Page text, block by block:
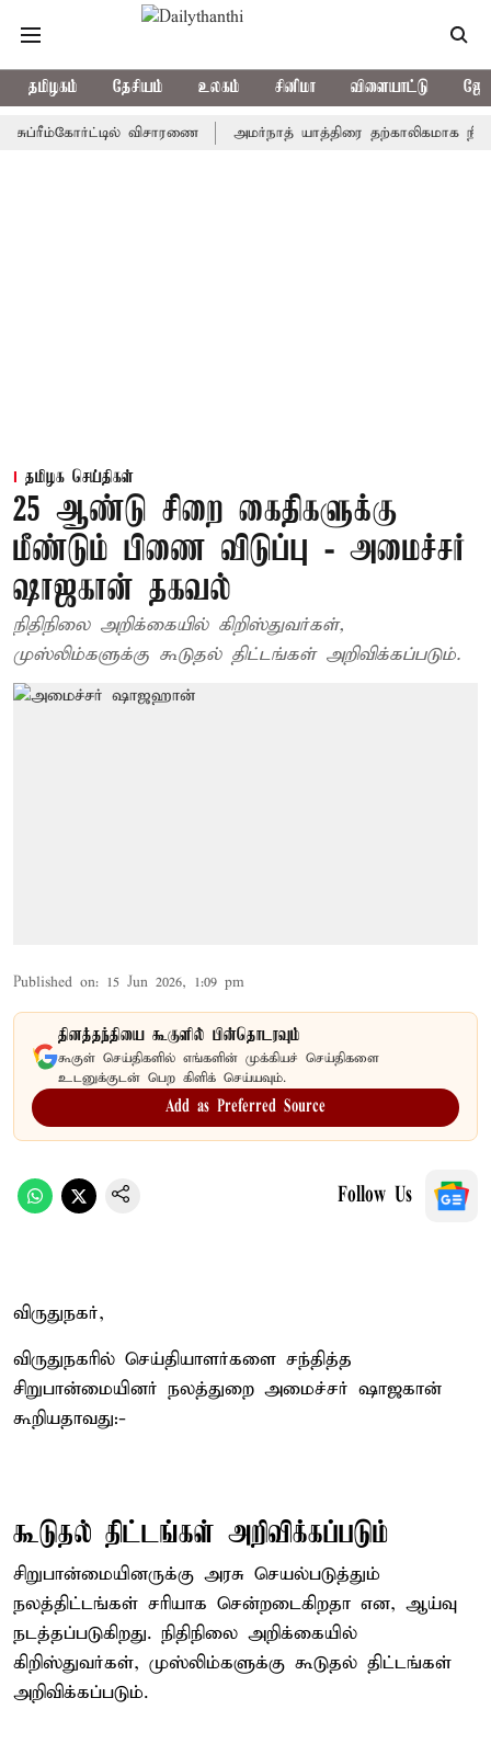
தமிழகம் தேசியம் உலகம் சினிமா விளையாட்டு
விசாரணை அமர்நாத் யாத்திரை தற்காலிகமாக நிறுத்தம்
தமிழக செய்திகள்
25 ஆண்டு சிறை கைதிகளுக்கு
மீண்டும் பிணை விடுப்பு - அமைச்சர்
ஷாஜகான் தகவல்
நிதிநிலை அறிக்கையில் கிறிஸ்துவர்கள்,
முஸ்லிம்களுக்கு கூடுதல் திட்டங்கள் அறிவிக்கப்படும்.
Published on: 15 Jun 2026, 1:09 pm
தினத்தந்தியை கூகுளில் பின்தொடரவும்
கூகுள் செய்திகளில் எங்களின் முக்கியச் செய்திகளை
உடனுக்குடன் பெற கிளிக் செய்யவும்.
Add as Preferred Source
Follow Us
விருதுநகர்,
விருதுநகரில் செய்தியாளர்களை சந்தித்த
சிறுபான்மையினர் நலத்துறை அமைச்சர் ஷாஜகான்
கூறியதாவது:-
கூடுதல் திட்டங்கள் அறிவிக்கப்படும்
சிறுபான்மையினருக்கு அரசு செயல்படுத்தும்
நலத்திட்டங்கள் சரியாக சென்றடைகிறதா என, ஆய்வு
நடத்தப்படுகிறது. நிதிநிலை அறிக்கையில்
கிறிஸ்துவர்கள், முஸ்லிம்களுக்கு கூடுதல் திட்டங்கள்
அறிவிக்கப்படும்.